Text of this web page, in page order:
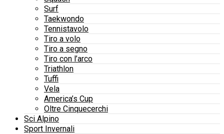
Surf
Taekwondo
Tennistavolo
Tiro a volo
Tiro a segno
Tiro con l’arco
Triathlon
Tuffi
Vela
America’s Cup
Oltre Cinquecerchi
Sci Alpino
Sport Invernali